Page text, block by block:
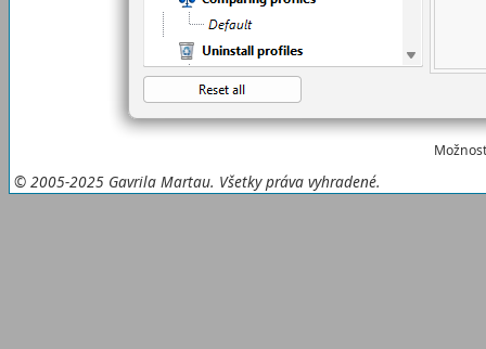
© 2005-2025 Gavrila Martau. Všetky práva vyhradené.